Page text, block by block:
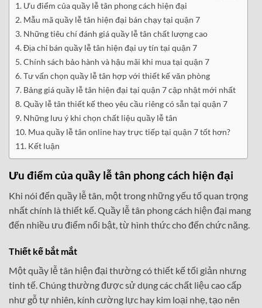
Ưu điểm của quầy lễ tân phong cách hiện đại
Mẫu mã quầy lễ tân hiện đại bán chạy tại quận 7
Những tiêu chí đánh giá quầy lễ tân chất lượng cao
Địa chỉ bán quầy lễ tân hiện đại uy tín tại quận 7
Chính sách bảo hành và hậu mãi khi mua tại quận 7
Tư vấn chọn quầy lễ tân hợp với thiết kế văn phòng
Bảng giá quầy lễ tân hiện đại tại quận 7 cập nhật mới nhất
Quầy lễ tân thiết kế theo yêu cầu riêng có sẵn tại quận 7
Những lưu ý khi chọn chất liệu quầy lễ tân
Mua quầy lễ tân online hay trực tiếp tại quận 7 tốt hơn?
Kết luận
Ưu điểm của quầy lễ tân phong cách hiện đại
Khi nói đến quầy lễ tân, một trong những yếu tố quan trọng
nhất chính là thiết kế. Quầy lễ tân phong cách hiện đại mang
đến nhiều ưu điểm nổi bật, từ hình thức cho đến chức năng.
Thiết kế bắt mắt
Một quầy lễ tân hiện đại thường có thiết kế tối giản nhưng
tinh tế. Chúng thường được sử dụng các chất liệu cao cấp
như gỗ tự nhiên, kính cường lực hay kim loại nhẹ, tạo nên